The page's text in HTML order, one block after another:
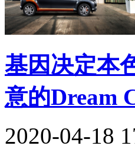
基因决定本
意的Dream
2020-04-18